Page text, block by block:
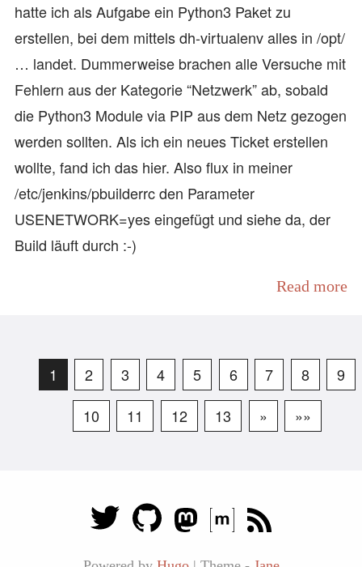
hatte ich als Aufgabe ein Python3 Paket zu
erstellen, bei dem mittels dh-virtualenv alles in /opt/
… landet. Dummerweise brachen alle Versuche mit
Fehlern aus der Kategorie “Netzwerk” ab, sobald
die Python3 Module via PIP aus dem Netz gezogen
werden sollten. Als ich ein neues Ticket erstellen
wollte, fand ich das hier. Also flux in meiner
/etc/jenkins/pbuilderrc den Parameter
USENETWORK=yes eingefügt und siehe da, der
Build läuft durch :-)
Read more
1 2 3 4 5 6 7 8
9
10
11 12 13 » »»